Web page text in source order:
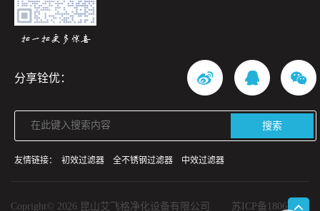
分享铨优：
搜索
友情链接： 初效过滤器 全不锈钢过滤器 中效过滤器
Copright© 2026 昆山艾飞格净化设备有限公司 苏ICP备18065862